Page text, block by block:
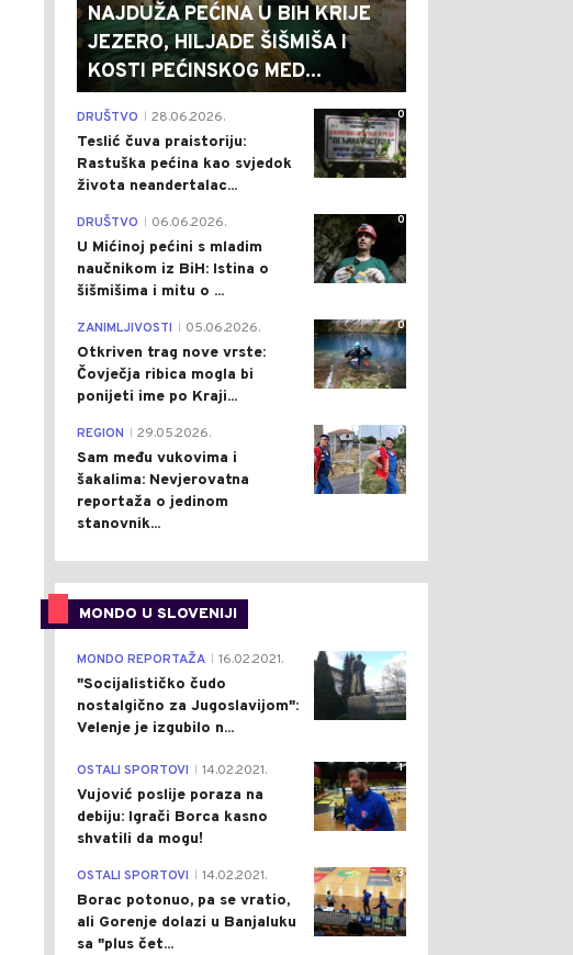
NAJDUŽA PEĆINA U BIH KRIJE
JEZERO, HILJADE ŠIŠMIŠA I
KOSTI PEĆINSKOG MED...
0
DRUŠTVO 28.06.2026.
Teslić čuva praistoriju:
Rastuška pećina kao svjedok
života neandertalac...
0
DRUŠTVO 06.06.2026.
U Mićinoj pećini s mladim
naučnikom iz BiH: Istina o
šišmišima i mitu o ...
0
ZANIMLJIVOSTI 05.06.2026.
Otkriven trag nove vrste:
Čovječja ribica mogla bi
ponijeti ime po Kraji...
0
REGION 29.05.2026.
Sam među vukovima i
šakalima: Nevjerovatna
reportaža o jedinom
stanovnik...
MONDO U SLOVENIJI
4
MONDO REPORTAŽA 16.02.2021.
"Socijalističko čudo
nostalgično za Jugoslavijom":
Velenje je izgubilo n...
1
OSTALI SPORTOVI 14.02.2021.
Vujović poslije poraza na
debiju: Igrači Borca kasno
shvatili da mogu!
3
OSTALI SPORTOVI 14.02.2021.
Borac potonuo, pa se vratio,
ali Gorenje dolazi u Banjaluku
sa "plus čet...